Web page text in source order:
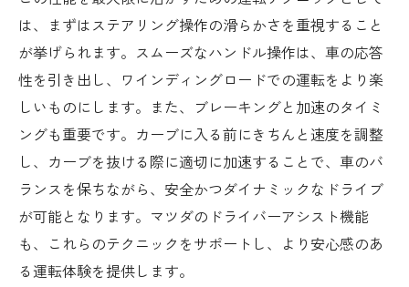
三重県の文化を学ぶためのおすすめスポッ
ト
マツダ車で巡る三重県の隠れた魅力スポット発
見
知られざる絶景スポットとマツダの道案内
機能
地元の人しか知らないグルメの名店
自然の中でリフレッシュできる隠れた癒し
の場所
は、まずはステアリング操作の滑らかさを重視すること
が挙げられます。スムーズなハンドル操作は、車の応答
性を引き出し、ワインディングロードでの運転をより楽
しいものにします。また、ブレーキングと加速のタイミ
ングも重要です。カーブに入る前にきちんと速度を調整
し、カーブを抜ける際に適切に加速することで、車のバ
ランスを保ちながら、安全かつダイナミックなドライブ
が可能となります。マツダのドライバーアシスト機能
も、これらのテクニックをサポートし、より安心感のあ
る運転体験を提供します。